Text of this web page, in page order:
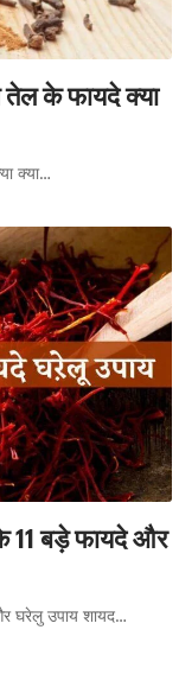
तेल के फायदे क्या
क्या…
बड़े फायदे और
घरेलु उपाय शायद…